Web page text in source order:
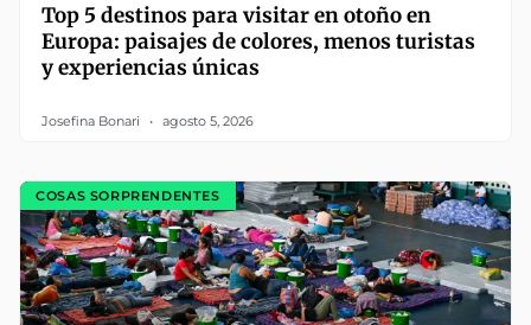
Top 5 destinos para visitar en otoño en
Europa: paisajes de colores, menos turistas
y experiencias únicas
Josefina Bonari agosto 5, 2026
COSAS SORPRENDENTES